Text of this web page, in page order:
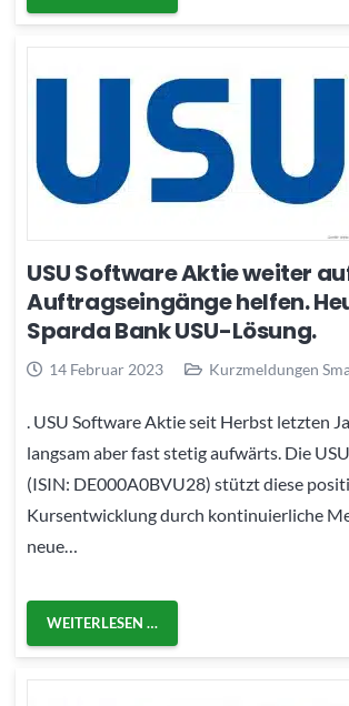
USU Software Aktie weiter
Auftragseingänge helfen.
Sparda Bank USU-Lösung.
14 Februar 2023 Kurzmeldungen
. USU Software Aktie seit Herbst letzten
langsam aber fast stetig aufwärts. Die
(ISIN: DE000A0BVU28) stützt diese
Kursentwicklung durch kontinuierliche
neue…
WEITERLESEN …